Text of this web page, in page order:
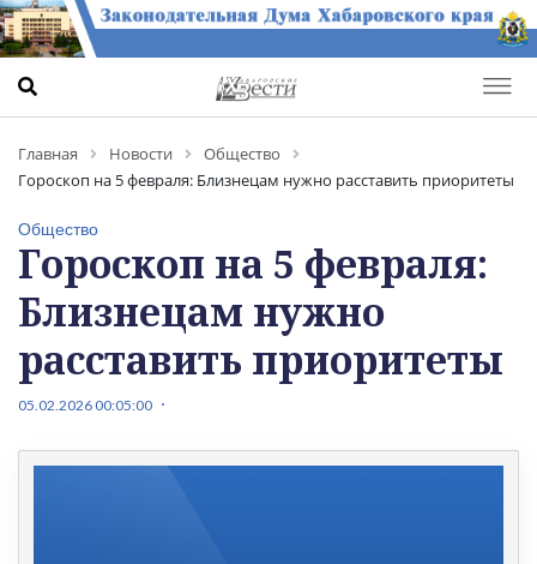
Главная Новости
Общество
Гороскоп на 5 февраля: Близнецам нужно расставить приоритеты
Общество
Гороскоп на 5 февраля:
Близнецам нужно
расставить приоритеты
05.02.2026 00:05:00